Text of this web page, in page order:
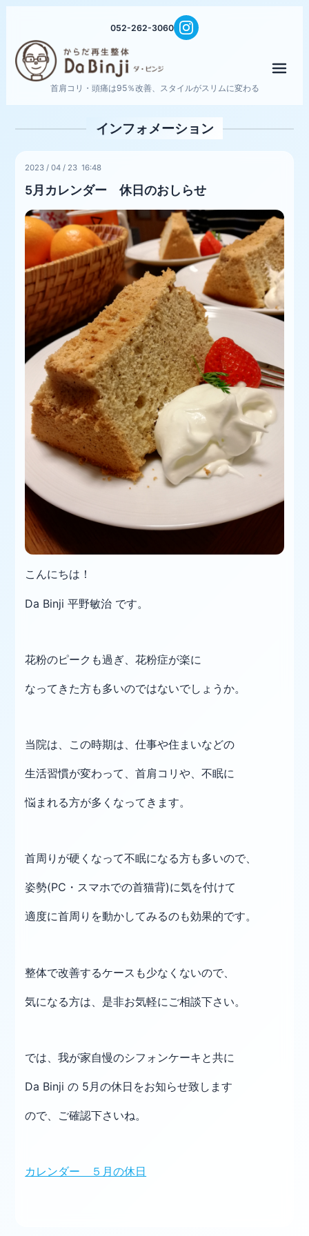
052-262-3060
首肩コリ・頭痛は95％改善、スタイルがスリムに変わる
インフォメーション
2023 /04 / 23 16:48
5月カレンダー 休日のおしらせ
こんにちは！
Da Binji 平野敏治 です。
花粉のピークも過ぎ、花粉症が楽に
なってきた方も多いのではないでしょうか。
当院は、この時期は、仕事や住まいなどの
生活習慣が変わって、首肩コリや、不眠に
悩まれる方が多くなってきます。
首周りが硬くなって不眠になる方も多いので、
姿勢(PC・スマホでの首猫背)に気を付けて
適度に首周りを動かしてみるのも効果的です。
整体で改善するケースも少なくないので、
気になる方は、是非お気軽にご相談下さい。
では、我が家自慢のシフォンケーキと共に
Da Binji の 5月の休日をお知らせ致します
ので、ご確認下さいね。
カレンダー ５月の休日